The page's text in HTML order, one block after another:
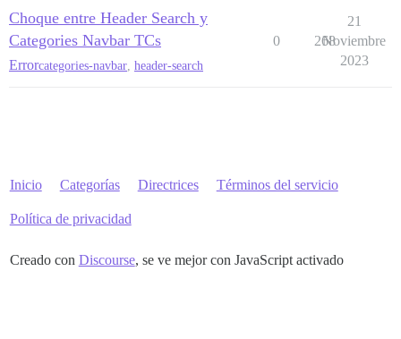
Choque entre Header Search y
Categories Navbar TCs
Errorcategories-navbar header-search
0 268
21
Noviembre
2023
Inicio Categorías Directrices Términos del servicio
Política de privacidad
Creado con Discourse, se ve mejor con JavaScript activado